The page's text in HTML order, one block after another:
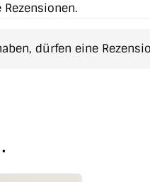
dürfen eine